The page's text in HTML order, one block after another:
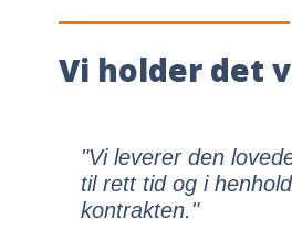
Vi holder det
"Vi leverer den
til rett tid og i
kontrakten."